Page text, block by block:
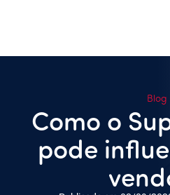
Blog
Como o
pode